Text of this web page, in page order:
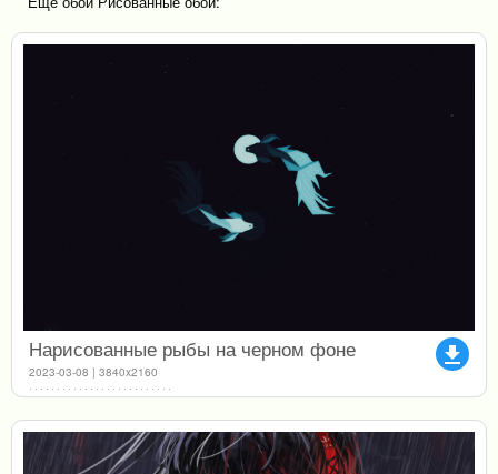
file_download
Нарисованные рыбы на черном фоне
2023-03-08 | 3840x2160